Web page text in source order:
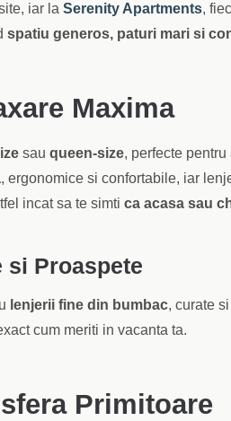
iar la Serenity Apartments,
spatiu generos, paturi mari si
Maxima
sau queen-size, perfecte
, ergonomice si confortabile, iar
incat sa te simti ca acasa sau
si Proaspete
lenjerii fine din bumbac, curate
cum meriti in vacanta ta.
Primitoare